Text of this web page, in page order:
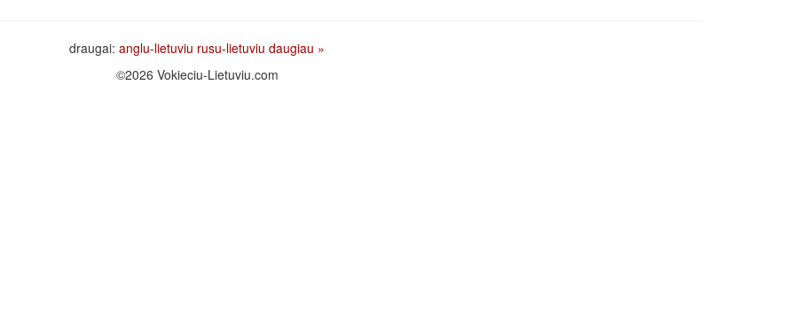
draugai: anglu-lietuviu rusu-lietuviu daugiau »
©2026 Vokieciu-Lietuviu.com